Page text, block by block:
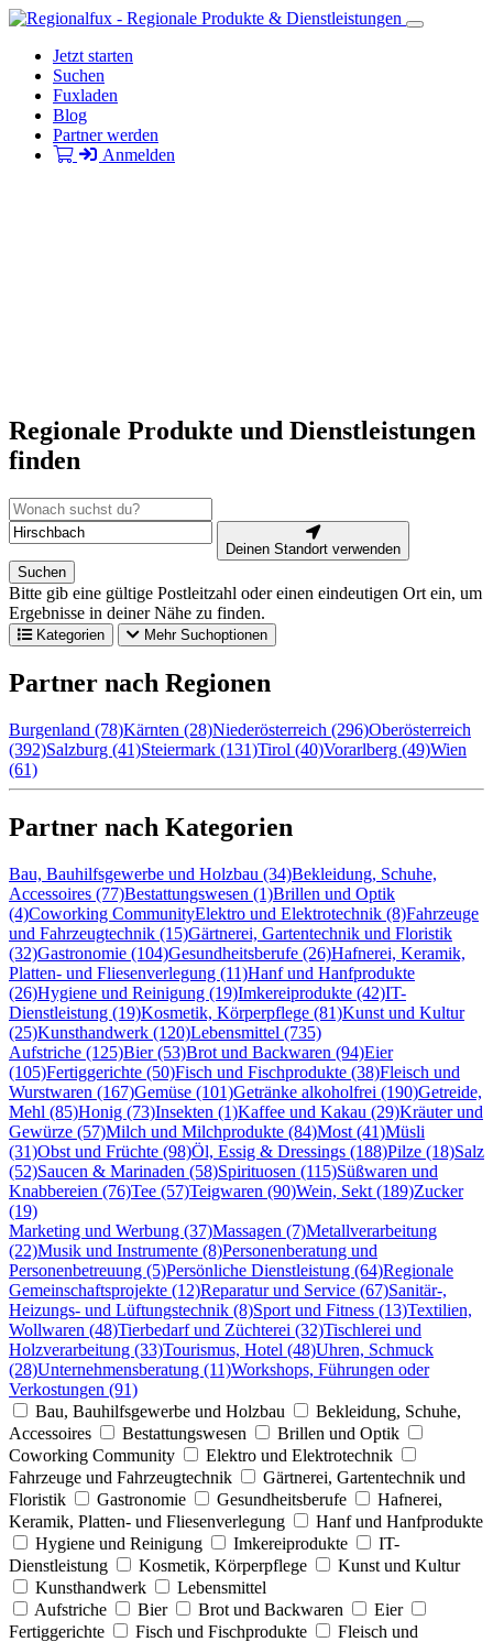
Jetzt starten
Suchen
Fuxladen
Blog
Partner werden
Anmelden
Regionale Produkte und Dienstleistungen
finden
Deinen Standort verwenden
Suchen
Bitte gib eine gültige Postleitzahl oder einen eindeutigen Ort ein, um
Ergebnisse in deiner Nähe zu finden.
Kategorien Mehr Suchoptionen
Partner nach Regionen
Burgenland (78)Kärnten (28)Niederösterreich (296)Oberösterreich
(392)Salzburg (41)Steiermark (131)Tirol (40)Vorarlberg (49)Wien
(61)
Partner nach Kategorien
Bau, Bauhilfsgewerbe und Holzbau (34)Bekleidung, Schuhe,
Accessoires (77)Bestattungswesen (1)Brillen und Optik
(4)Coworking CommunityElektro und Elektrotechnik (8)Fahrzeuge
und Fahrzeugtechnik (15)Gärtnerei, Gartentechnik und Floristik
(32)Gastronomie (104)Gesundheitsberufe (26)Hafnerei, Keramik,
Platten- und Fliesenverlegung (11)Hanf und Hanfprodukte
(26)Hygiene und Reinigung (19)Imkereiprodukte (42)IT-
Dienstleistung (19)Kosmetik, Körperpflege (81)Kunst und Kultur
(25)Kunsthandwerk (120)Lebensmittel (735)
Aufstriche (125)Bier (53)Brot und Backwaren (94)Eier
(105)Fertiggerichte (50)Fisch und Fischprodukte (38)Fleisch und
Wurstwaren (167)Gemüse (101)Getränke alkoholfrei (190)Getreide,
Mehl (85)Honig (73)Insekten (1)Kaffee und Kakau (29)Kräuter und
Gewürze (57)Milch und Milchprodukte (84)Most (41)Müsli
(31)Obst und Früchte (98)Öl, Essig & Dressings (188)Pilze (18)Salz
(52)Saucen & Marinaden (58)Spirituosen (115)Süßwaren und
Knabbereien (76)Tee (57)Teigwaren (90)Wein, Sekt (189)Zucker
(19)
Marketing und Werbung (37)Massagen (7)Metallverarbeitung
(22)Musik und Instrumente (8)Personenberatung und
Personenbetreuung (5)Persönliche Dienstleistung (64)Regionale
Gemeinschaftsprojekte (12)Reparatur und Service (67)Sanitär-,
Heizungs- und Lüftungstechnik (8)Sport und Fitness (13)Textilien,
Wollwaren (48)Tierbedarf und Züchterei (32)Tischlerei und
Holzverarbeitung (33)Tourismus, Hotel (48)Uhren, Schmuck
(28)Unternehmensberatung (11)Workshops, Führungen oder
Verkostungen (91)
Bau, Bauhilfsgewerbe und Holzbau
Bekleidung, Schuhe,
Accessoires
Bestattungswesen
Brillen und Optik
Coworking Community
Elektro und Elektrotechnik
Fahrzeuge und Fahrzeugtechnik
Gärtnerei, Gartentechnik und
Floristik
Gastronomie Gesundheitsberufe
Hafnerei,
Keramik, Platten- und Fliesenverlegung
Hanf und Hanfprodukte
Hygiene und Reinigung
Imkereiprodukte
IT-
Dienstleistung
Kosmetik, Körperpflege
Kunst und Kultur
Kunsthandwerk
Lebensmittel
Aufstriche
Bier Brot und Backwaren
Eier
Fertiggerichte
Fisch und Fischprodukte
Fleisch und